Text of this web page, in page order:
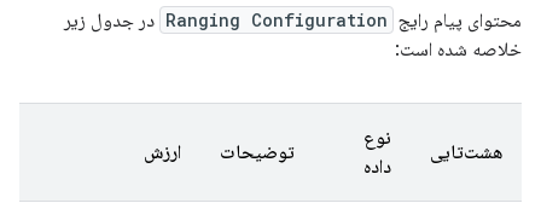
محتوای پیام رایج Ranging Configuration در جدول زیر
خلاصه شده است:
هشت‌تایی
نوع
داده
توضیحات ارزش